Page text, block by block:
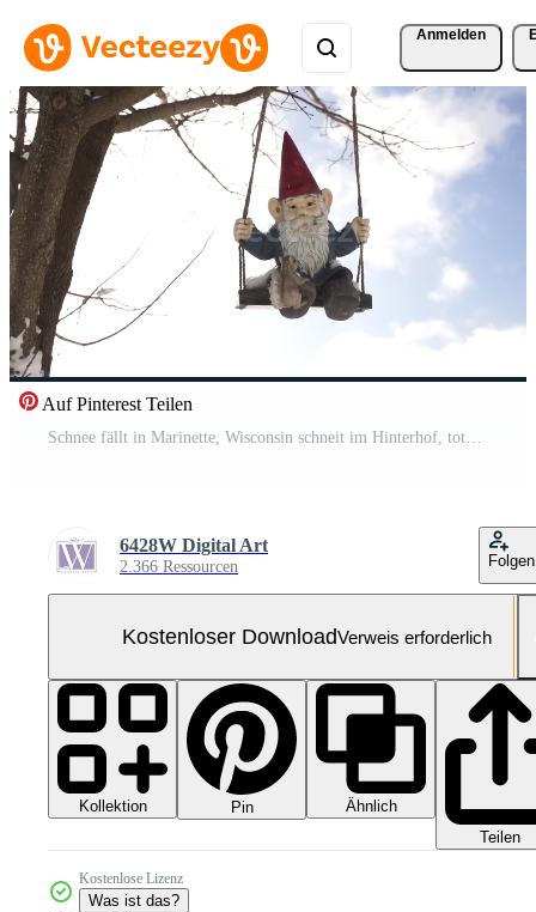
Anmelden
Auf Pinterest Teilen
Schnee fällt in Marinette, Wisconsin schneit im Hinterhof, toter Baum. sehr kalter Winter. Kostenloses Video
6428W Digital Art
2.366 Ressourcen Folgen
Kostenloser DownloadVerweis erforderlich
Kollektion Pin
Ähnlich
Teilen
Kostenlose Lizenz
Was ist das?